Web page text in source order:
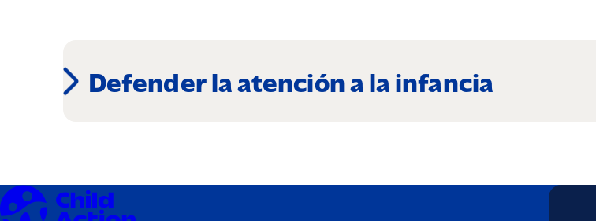
Defender la atención a la infancia